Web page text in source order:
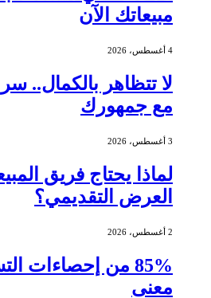
مبيعاتك الآن
4 أغسطس، 2026
لا تتظاهر بالكمال.. سر
مع جمهورك
3 أغسطس، 2026
لماذا يحتاج فريق
العرض التقديمي؟
2 أغسطس، 2026
85% من إحصاءات
معنى